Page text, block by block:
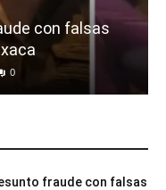
con falsas
0
fraude con falsas